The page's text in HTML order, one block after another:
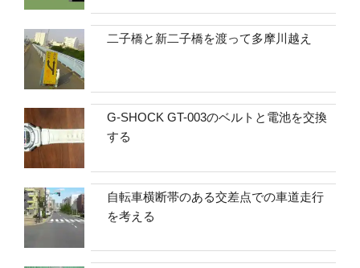
二子橋と新二子橋を渡って多摩川越え
G-SHOCK GT-003のベルトと電池を交換
する
自転車横断帯のある交差点での車道走行
を考える